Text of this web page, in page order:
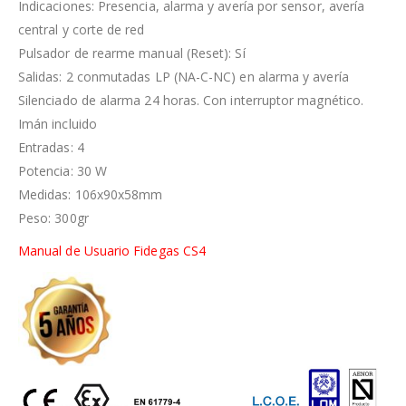
Indicaciones: Presencia, alarma y avería por sensor, avería
central y corte de red
Pulsador de rearme manual (Reset): Sí
Salidas: 2 conmutadas LP (NA-C-NC) en alarma y avería
Silenciado de alarma 24 horas. Con interruptor magnético.
Imán incluido
Entradas: 4
Potencia: 30 W
Medidas: 106x90x58mm
Peso: 300gr
Manual de Usuario Fidegas CS4